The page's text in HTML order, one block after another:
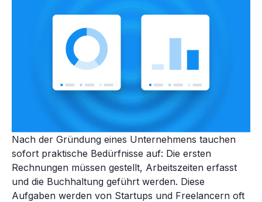
Nach der Gründung eines Unternehmens tauchen
sofort praktische Bedürfnisse auf: Die ersten
Rechnungen müssen gestellt, Arbeitszeiten erfasst
und die Buchhaltung geführt werden. Diese
Aufgaben werden von Startups und Freelancern oft